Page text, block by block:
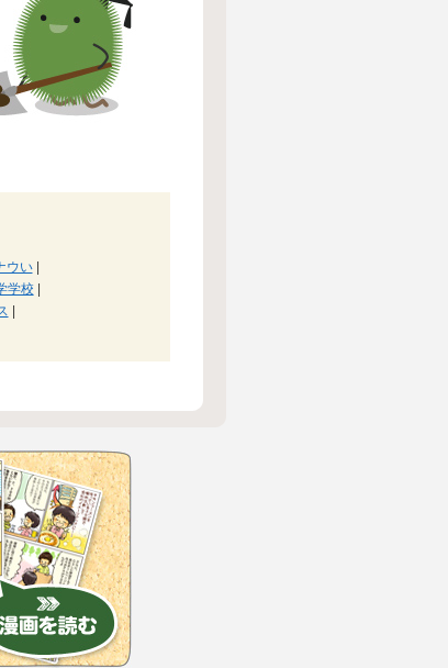
ウい|
学校|